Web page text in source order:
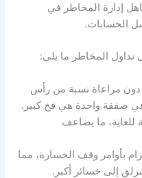
إدارة المخاطر في
الحسابات.
تداول المخاطرما يلي:
مراعاة نسبة من رأس
للغاية، ما يضاعف
بأوامر وقف الخسارة، مما
إلى خسائر أكبر.